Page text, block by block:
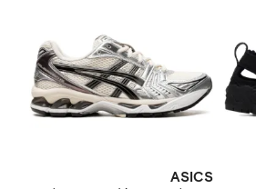
ASICS